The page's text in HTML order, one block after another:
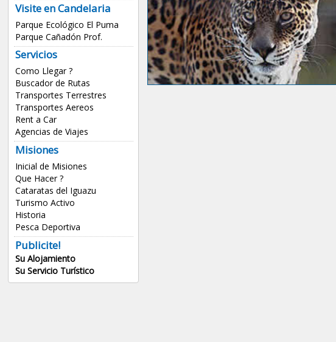
Visite en Candelaria
Parque Ecológico El Puma
Parque Cañadón Prof.
Servicios
Como Llegar ?
Buscador de Rutas
Transportes Terrestres
Transportes Aereos
Rent a Car
Agencias de Viajes
Misiones
Inicial de Misiones
Que Hacer ?
Cataratas del Iguazu
Turismo Activo
Historia
Pesca Deportiva
Publicite!
Su Alojamiento
Su Servicio Turístico